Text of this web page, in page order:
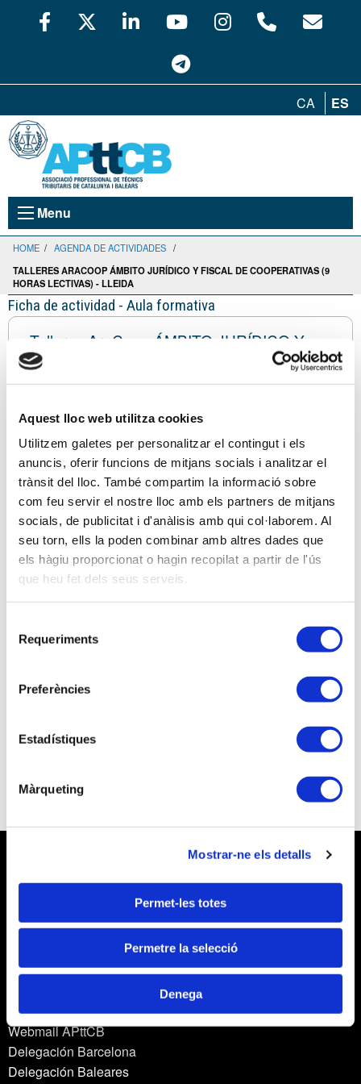
Aquest lloc web utilitza cookies
Utilitzem galetes per personalitzar el contingut i els
anuncis, oferir funcions de mitjans socials i analitzar el
trànsit del lloc. També compartim la informació sobre
com feu servir el nostre lloc amb els partners de mitjans
socials, de publicitat i d'anàlisis amb qui col·laborem. Al
seu torn, ells la poden combinar amb altres dades que
els hàgiu proporcionat o hagin recopilat a partir de l'ús
que heu fet dels seus serveis.
Requeriments
Preferències
Estadístiques
Màrqueting
Mostrar-ne els detalls
Permet-les totes
Permetre la selecció
Denega
CA ES
Menu
HOME / AGENDA DE ACTIVIDADES /
TALLERES ARACOOP ÁMBITO JURÍDICO Y FISCAL DE COOPERATIVAS (9
HORAS LECTIVAS) - LLEIDA
Ficha de actividad - Aula formativa
Talleres AraCoop ÁMBITO JURÍDICO Y
FISCAL DE COOPERATIVAS (9 horas
lectivas) - Lleida
Sin inscripción
Modalidad sense definir
Inscripción gratuita:0,00 €
Soy asociado/a
Ponentes
CALENDARI: 21, 26 i 28 d'Octubre.
EN PREPARACIÓ
Política de privacidad
Política de privacidad en redes sociales
Webmail APttCB
Delegación Barcelona
Delegación Baleares